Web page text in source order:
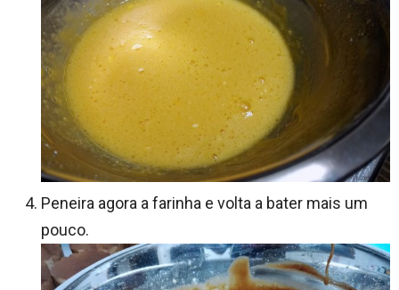
Peneira agora a farinha e volta a bater mais um
pouco.